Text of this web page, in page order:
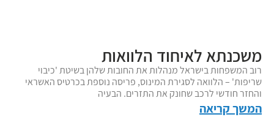
משכנתא לאיחוד הלוואות
רוב המשפחות בישראל מנהלות את החובות שלהן בשיטת 'כיבוי
שריפות' – הלוואה לסגירת המינוס, פריסה נוספת בכרטיס האשראי
והחזר חודשי לרכב שחונק את התזרים. הבעיה
המשך קריאה